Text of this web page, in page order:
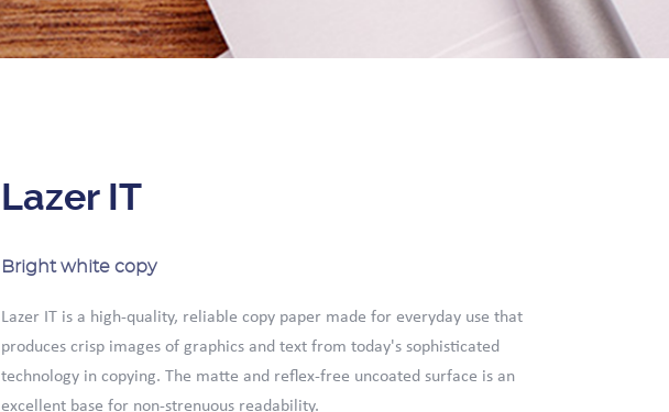
Lazer IT
Bright white copy
Lazer IT is a high-quality, reliable copy paper made for everyday use that
produces crisp images of graphics and text from today's sophisticated
technology in copying. The matte and reflex-free uncoated surface is an
excellent base for non-strenuous readability.